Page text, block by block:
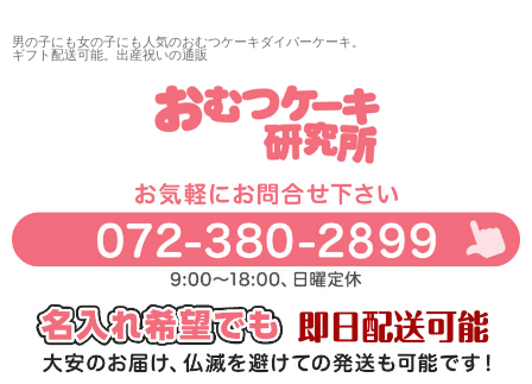
男の子にも女の子にも人気のおむつケーキダイパーケーキ。
ギフト配送可能。出産祝いの通販
翌日発送
◆
◆
◆
◆